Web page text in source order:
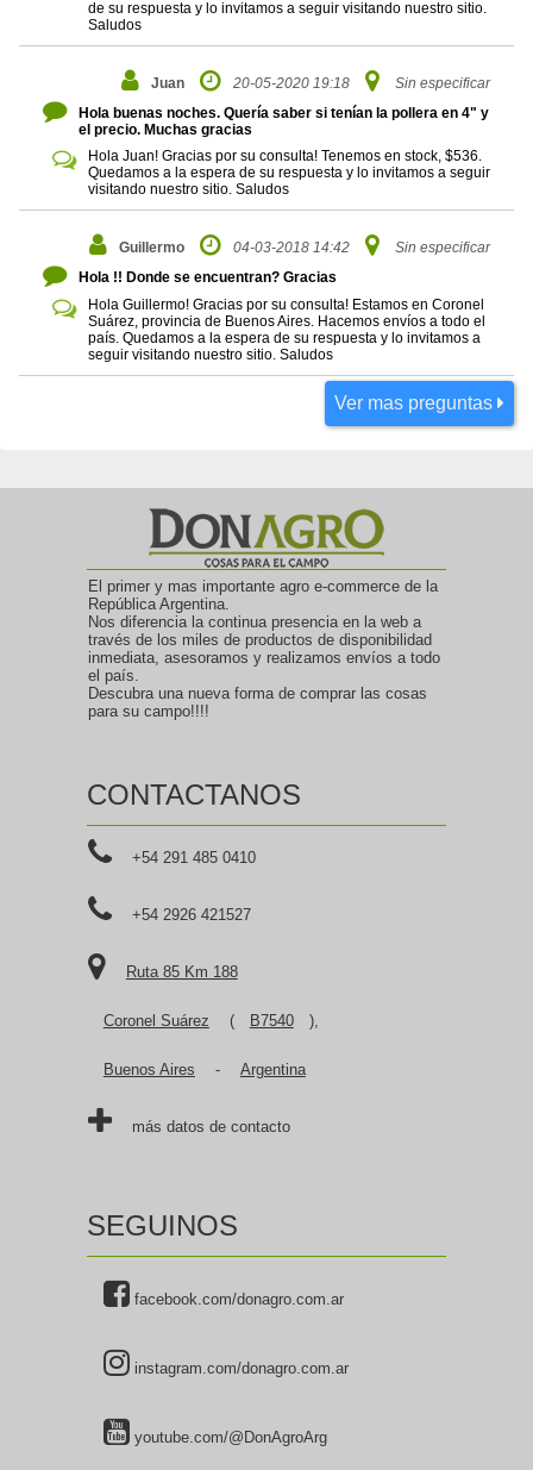
de su respuesta y lo invitamos a seguir visitando nuestro sitio.
Saludos
Juan 20-05-2020 19:18
Sin especificar
Hola buenas noches. Quería saber si tenían la pollera en 4" y
el precio. Muchas gracias
Hola Juan! Gracias por su consulta! Tenemos en stock, $536.
Quedamos a la espera de su respuesta y lo invitamos a seguir
visitando nuestro sitio. Saludos
Guillermo 04-03-2018 14:42
Sin especificar
Hola !! Donde se encuentran? Gracias
Hola Guillermo! Gracias por su consulta! Estamos en Coronel
Suárez, provincia de Buenos Aires. Hacemos envíos a todo el
país. Quedamos a la espera de su respuesta y lo invitamos a
seguir visitando nuestro sitio. Saludos
Ver mas preguntas
El primer y mas importante agro e-commerce de la
República Argentina.
Nos diferencia la continua presencia en la web a
través de los miles de productos de disponibilidad
inmediata, asesoramos y realizamos envíos a todo
el país.
Descubra una nueva forma de comprar las cosas
para su campo!!!!
CONTACTANOS
+54 291 485 0410
+54 2926 421527
Ruta 85 Km 188
Coronel Suárez ( B7540 ),
Buenos Aires - Argentina
más datos de contacto
SEGUINOS
facebook.com/donagro.com.ar
instagram.com/donagro.com.ar
youtube.com/@DonAgroArg